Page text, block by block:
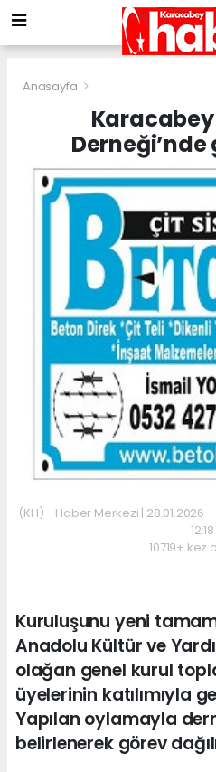
Anasayfa
(KH) - Haber Merkezi | 28.01.2026
12:18
10719+ kez
Kuruluşunu yeni
Anadolu Kültür ve
olağan genel kurul
üyelerinin katılımıyla
Yapılan oylamayla
belirlenerek görev